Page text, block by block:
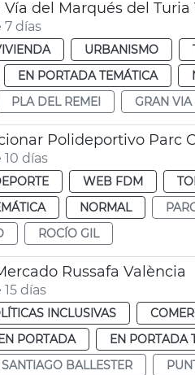
del Marqués del Turia
días
URBANISMO
EN PORTADA TEMÁTICA
PLA DEL REMEI GRAN VIA
Polideportivo Parc
días
WEB FDM
NORMAL
ROCÍO GIL
Russafa València
días
INCLUSIVAS
PORTADA EN PORTADA
SANTIAGO BALLESTER